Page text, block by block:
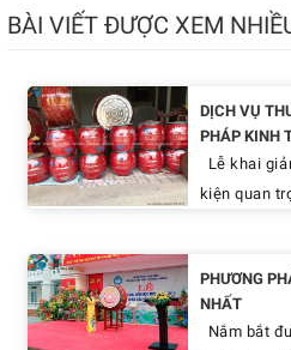
BÀI VIẾT ĐƯỢC XEM
DỊCH VỤ
PHÁP KINH
Lễ khai
kiện quan
PHƯƠNG
NHẤT
Nắm bắt